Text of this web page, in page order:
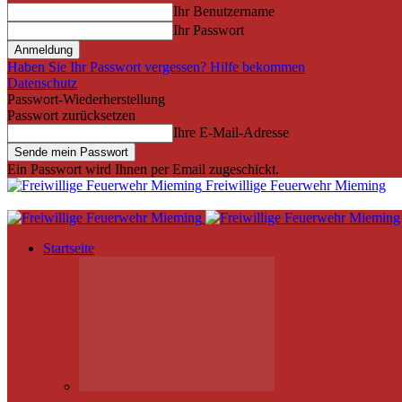
Ihr Benutzername
Ihr Passwort
Haben Sie Ihr Passwort vergessen? Hilfe bekommen
Datenschutz
Passwort-Wiederherstellung
Passwort zurücksetzen
Ihre E-Mail-Adresse
Ein Passwort wird Ihnen per Email zugeschickt.
Freiwillige Feuerwehr Mieming
Startseite